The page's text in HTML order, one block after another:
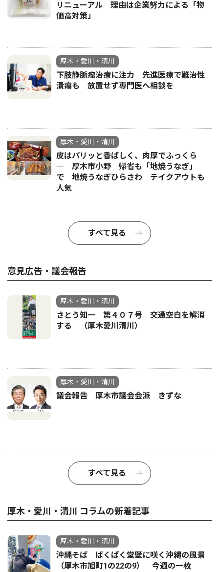
リニューアル 理由は企業努力による「物
価高対策」
厚木・愛川・清川
下肢静脈瘤治療に注力 先進医療で難治性
潰瘍も 放置せず専門医へ相談を
厚木・愛川・清川
皮はパリッと香ばしく、肉厚でふっくら
― 厚木市小野 帰省も「地焼うなぎ」
で 地焼うなぎひらさわ テイクアウトも
人気
すべて見る
意見広告・議会報告
厚木・愛川・清川
さとう知一 第４０７号 交通空白を解消
する （厚木愛川清川）
厚木・愛川・清川
議会報告 厚木市議会会派 きずな
すべて見る
厚木・愛川・清川 コラムの新着記事
厚木・愛川・清川
沖縄そば ぱくぱく堂壁に咲く沖縄の風景
（厚木市旭町1の22の9） 今週の一枚